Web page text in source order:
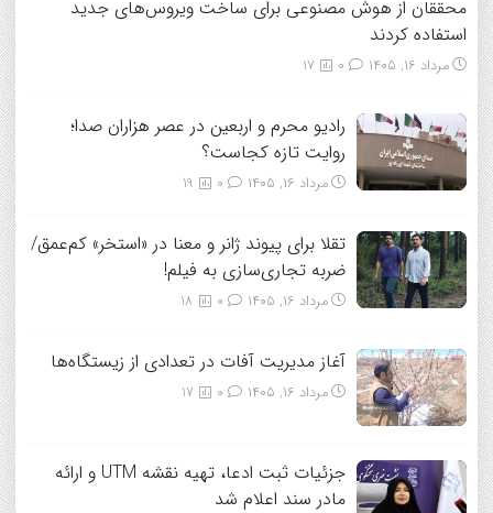
محققان از هوش مصنوعی برای ساخت ویروس‌های جدید
استفاده کردند
مرداد ۱۶, ۱۴۰۵ 17
رادیو محرم و اربعین در عصر هزاران صدا؛
روایت تازه کجاست؟
مرداد ۱۶, ۱۴۰۵ 19
تقلا برای پیوند ژانر و معنا در «استخر» کم‌عمق/
ضربه تجاری‌سازی به فیلم!
مرداد ۱۶, ۱۴۰۵ 18
آغاز مدیریت آفات در تعدادی از زیستگاه‌ها
مرداد ۱۶, ۱۴۰۵ 17
جزئیات ثبت ادعا، تهیه نقشه UTM و ارائه
مادر سند اعلام شد